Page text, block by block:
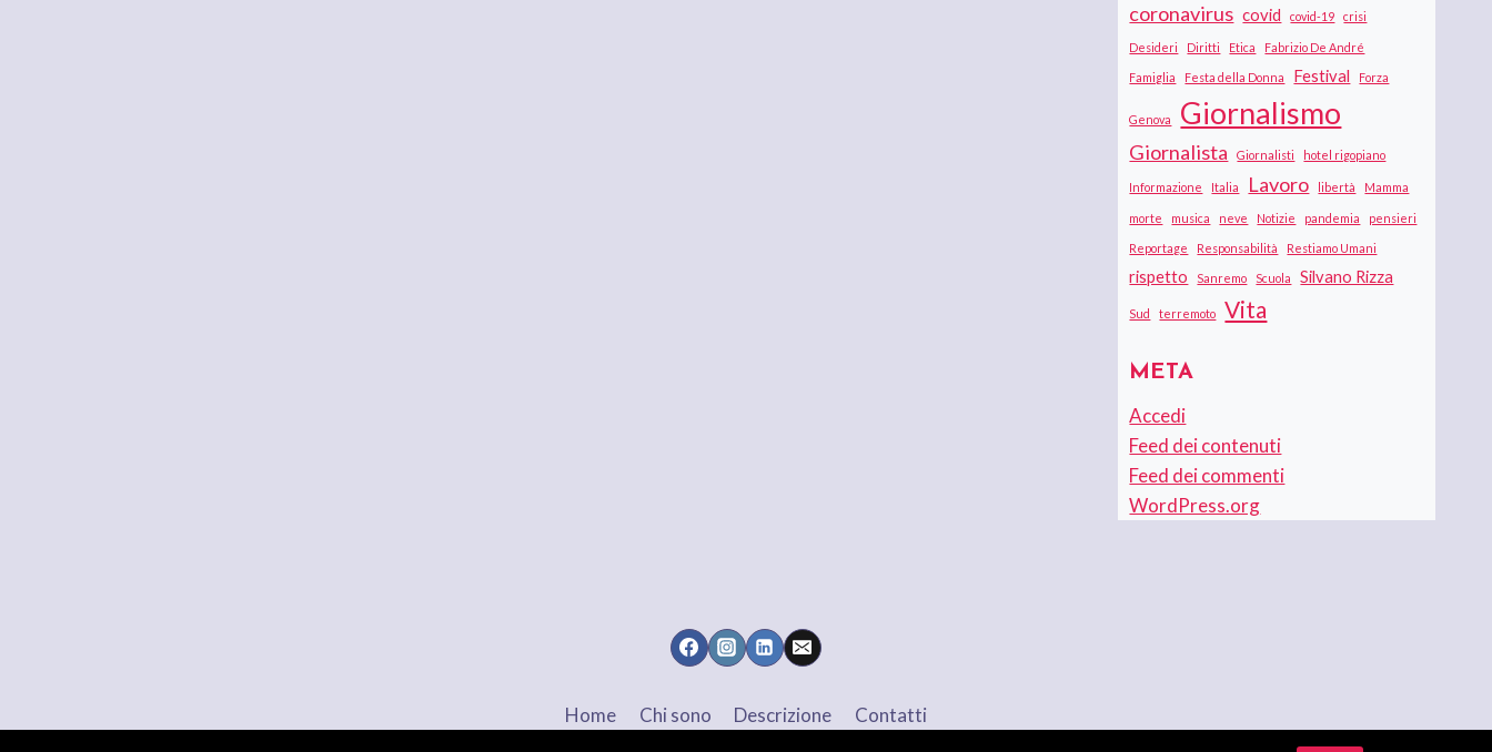
coronavirus covid covid-19 crisi
Desideri Diritti Etica Fabrizio De André
Famiglia Festa della Donna Festival Forza
Genova Giornalismo
Giornalista Giornalisti hotel rigopiano
Informazione Italia Lavoro libertà Mamma
morte musica neve Notizie pandemia pensieri
Reportage Responsabilità Restiamo Umani
rispetto Sanremo Scuola Silvano Rizza
Sud terremoto Vita
META
Accedi
Feed dei contenuti
Feed dei commenti
WordPress.org
Home Chi sono Descrizione Contatti